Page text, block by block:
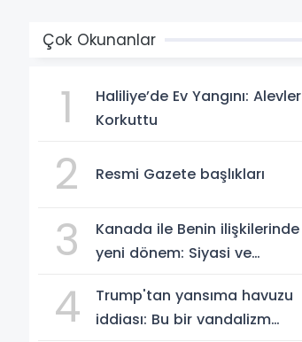
Çok Okunanlar
1
Haliliye’de Ev Yangını: Alevler
Korkuttu
2 Resmi Gazete başlıkları
3
Kanada ile Benin ilişkilerinde
yeni dönem: Siyasi ve
4
Trump'tan yansıma havuzu
iddiası: Bu bir vandalizm